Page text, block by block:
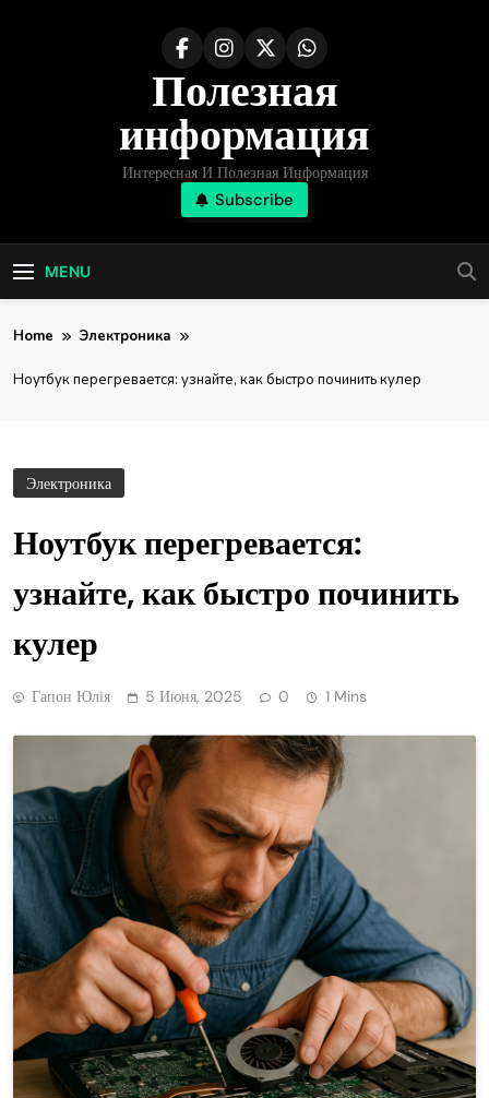
Полезная
информация
Интересная И Полезная Информация
Subscribe
MENU
Home Электроника
Ноутбук перегревается: узнайте, как быстро починить кулер
Электроника
Ноутбук перегревается:
узнайте, как быстро починить
кулер
Гапон Юлія 5 Июня, 2025 0 1 Mins